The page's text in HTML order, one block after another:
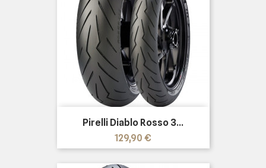
Pirelli Diablo Rosso 3...
Prezzo
129,90 €